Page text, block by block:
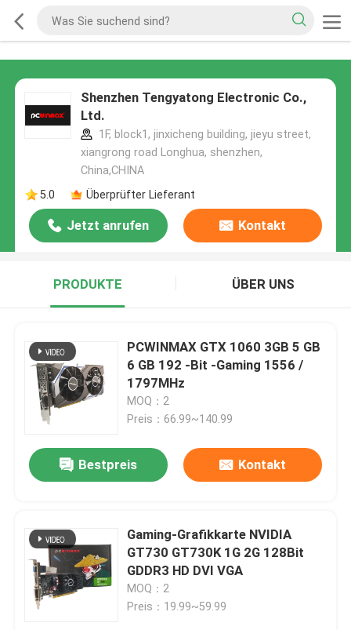
Shenzhen Tengyatong Electronic Co.,
Ltd.
1F, block1, jinxicheng building, jieyu street,
xiangrong road Longhua, shenzhen,
China,CHINA
5.0
Überprüfter Lieferant
Jetzt anrufen Kontakt
PRODUKTE ÜBER UNS
PCWINMAX GTX 1060 3GB 5 GB
6 GB 192 -Bit -Gaming 1556 /
1797MHz
MOQ：2
Preis：66.99~140.99
Bestpreis Kontakt
Gaming-Grafikkarte NVIDIA
GT730 GT730K 1G 2G 128Bit
GDDR3 HD DVI VGA
MOQ：2
Preis：19.99~59.99